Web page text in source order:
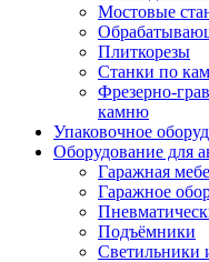
Мостовые
Плиткорезы
Станки по
Фрезерно-
камню
Упаковочное
Оборудование для
Гаражная
Гаражное
Подъёмники
Светильники